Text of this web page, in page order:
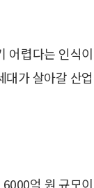
어렵다는 인식이
대가 살아갈 산업
억 원 규모이